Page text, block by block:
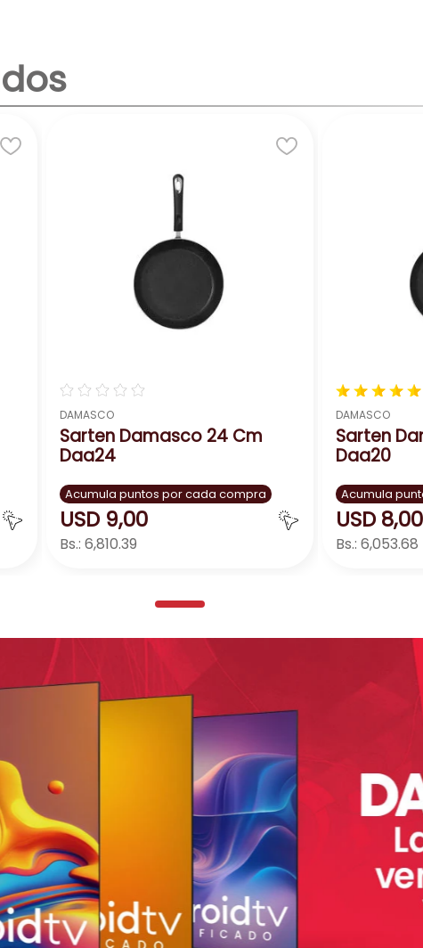
☆☆☆☆☆
DAMASCO
Sarten Damasco 24 Cm
Daa24
Acumula puntos por cada compra
USD 9,00
Bs.: 6,810.39
★★★★★
DAMASCO
Sarten
Daa20
Acumula
USD 8,00
Bs.: 6,053.68